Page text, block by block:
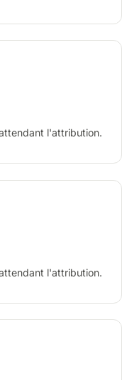
l'attribution.
l'attribution.